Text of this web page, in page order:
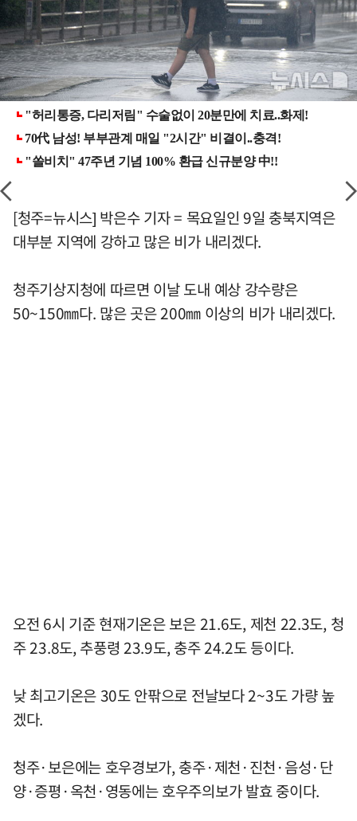
[청주=뉴시스] 박은수 기자 = 목요일인 9일 충북지역은
대부분 지역에 강하고 많은 비가 내리겠다.
청주기상지청에 따르면 이날 도내 예상 강수량은
50~150㎜다. 많은 곳은 200㎜ 이상의 비가 내리겠다.
오전 6시 기준 현재기온은 보은 21.6도, 제천 22.3도, 청
주 23.8도, 추풍령 23.9도, 충주 24.2도 등이다.
낮 최고기온은 30도 안팎으로 전날보다 2~3도 가량 높
겠다.
청주·보은에는 호우경보가, 충주·제천·진천·음성·단
양·증평·옥천·영동에는 호우주의보가 발효 중이다.